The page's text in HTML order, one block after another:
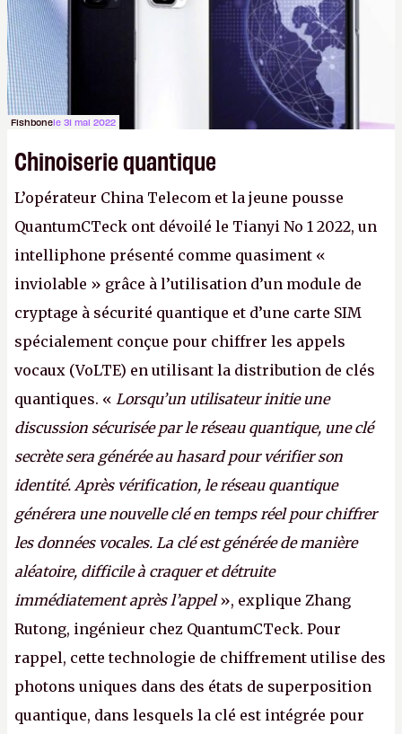
Fishbonele 31 mai 2022
Chinoiserie quantique
L’opérateur China Telecom et la jeune pousse
QuantumCTeck ont dévoilé le Tianyi No 1 2022, un
intelliphone présenté comme quasiment «
inviolable » grâce à l’utilisation d’un module de
cryptage à sécurité quantique et d’une carte SIM
spécialement conçue pour chiffrer les appels
vocaux (VoLTE) en utilisant la distribution de clés
quantiques. « Lorsqu’un utilisateur initie une
discussion sécurisée par le réseau quantique, une clé
secrète sera générée au hasard pour vérifier son
identité. Après vérification, le réseau quantique
générera une nouvelle clé en temps réel pour chiffrer
les données vocales. La clé est générée de manière
aléatoire, difficile à craquer et détruite
immédiatement après l’appel», explique Zhang
Rutong, ingénieur chez QuantumCTeck. Pour
rappel, cette technologie de chiffrement utilise des
photons uniques dans des états de superposition
quantique, dans lesquels la clé est intégrée pour